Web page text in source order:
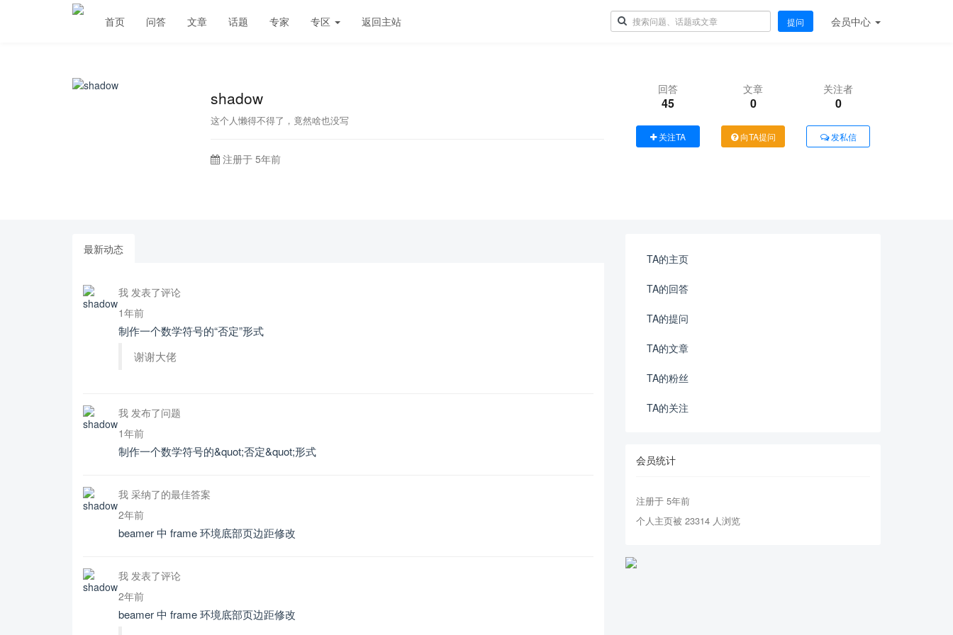
首页 问答 文章 话题 专家 专区 返回主站 提问 会员中心
shadow
这个人懒得不得了，竟然啥也没写
注册于 5年前
回答
45
文章
0
关注者
0
关注TA 向TA提问 发私信
最新动态
我 发表了评论
1年前
制作一个数学符号的“否定”形式
谢谢大佬
我 发布了问题
1年前
制作一个数学符号的&quot;否定&quot;形式
我 采纳了的最佳答案
2年前
beamer 中 frame 环境底部页边距修改
我 发表了评论
2年前
beamer 中 frame 环境底部页边距修改
TA的主页
TA的回答
TA的提问
TA的文章
TA的粉丝
TA的关注
会员统计
注册于 5年前
个人主页被 23314 人浏览